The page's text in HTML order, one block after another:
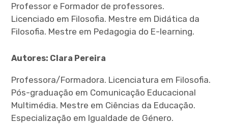
Professor e Formador de professores.
Licenciado em Filosofia. Mestre em Didática da
Filosofia. Mestre em Pedagogia do E-learning.
Autores: Clara Pereira
Professora/Formadora. Licenciatura em Filosofia.
Pós-graduação em Comunicação Educacional
Multimédia. Mestre em Ciências da Educação.
Especialização em Igualdade de Género.